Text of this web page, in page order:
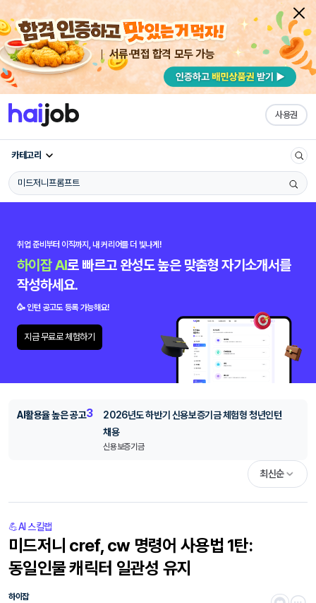
서류·면접 합격 모두 가능
사용권
카테고리
취업 준비부터 이직까지,내 커리어를 더 빛나게!
하이잡 AI로 빠르고 완성도 높은 맞춤형 자기소개서를
작성하세요.
🥳 인턴 공고도 등록 가능해요!
지금 무료로 체험하기
AI활용율 높은 공고3
2026년도 하반기 신용보증기금 체험형 청년인턴
채용
신용보증기금
최신순
💪AI 스킬랩
미드저니 cref, cw 명령어 사용법 1탄:
동일인물 캐릭터 일관성 유지
하이잡